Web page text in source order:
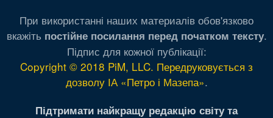
При використанні наших материалів обов'язково
вкажіть постійне посилання перед початком тексту.
Підпис для кожної публікації:
Copyright © 2018 PiM, LLC. Передруковується з
дозволу ІА «Петро і Мазепа».
Підтримати найкращу редакцію світу та